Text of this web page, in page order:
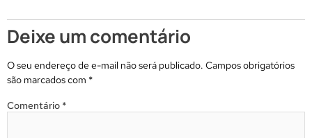
Deixe um comentário
O seu endereço de e-mail não será publicado. Campos obrigatórios
são marcados com *
Comentário *